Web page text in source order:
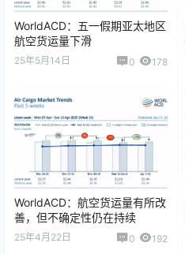
WorldACD：五一假期亚太地区
航空货运量下滑
25年5月14日 0 178
WorldACD：航空货运量有所改
善，但不确定性仍在持续
25年4月22日 0 192